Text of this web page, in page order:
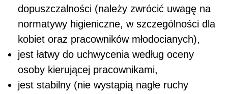
dopuszczalności (należy zwrócić uwagę na
normatywy higieniczne, w szczególności dla
kobiet oraz pracowników młodocianych),
jest łatwy do uchwycenia według oceny
osoby kierującej pracownikami,
jest stabilny (nie wystąpią nagłe ruchy